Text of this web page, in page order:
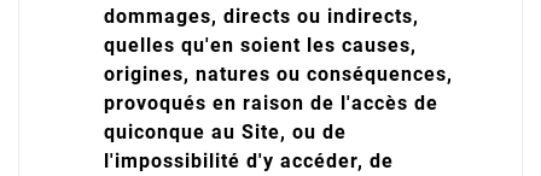
dommages, directs ou indirects,
quelles qu'en soient les causes,
origines, natures ou conséquences,
provoqués en raison de l'accès de
quiconque au Site, ou de
l'impossibilité d'y accéder, de